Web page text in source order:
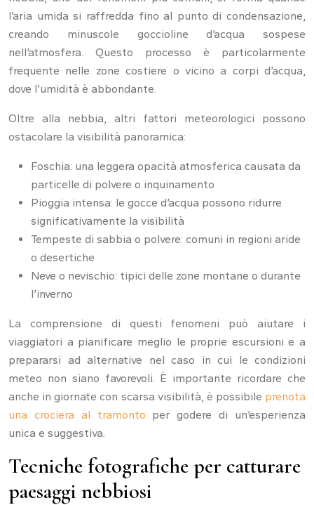
l’aria umida si raffredda fino al punto di condensazione,
creando minuscole goccioline d’acqua sospese
nell’atmosfera. Questo processo è particolarmente
frequente nelle zone costiere o vicino a corpi d’acqua,
dove l’umidità è abbondante.
Oltre alla nebbia, altri fattori meteorologici possono
ostacolare la visibilità panoramica:
Foschia: una leggera opacità atmosferica causata da
particelle di polvere o inquinamento
Pioggia intensa: le gocce d’acqua possono ridurre
significativamente la visibilità
Tempeste di sabbia o polvere: comuni in regioni aride
o desertiche
Neve o nevischio: tipici delle zone montane o durante
l’inverno
La comprensione di questi fenomeni può aiutare i
viaggiatori a pianificare meglio le proprie escursioni e a
prepararsi ad alternative nel caso in cui le condizioni
meteo non siano favorevoli. È importante ricordare che
anche in giornate con scarsa visibilità, è possibile prenota
una crociera al tramonto per godere di un’esperienza
unica e suggestiva.
Tecniche fotografiche per catturare
paesaggi nebbiosi